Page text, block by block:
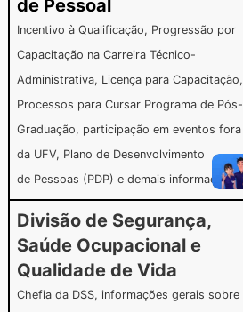
de Pessoal
Incentivo à Qualificação, Progressão por
Capacitação na Carreira Técnico-
Administrativa, Licença para Capacitação,
Processos para Cursar Programa de Pós-
Graduação, participação em eventos fora
da UFV, Plano de Desenvolvimento
de Pessoas (PDP) e demais informações
Divisão de Segurança,
Saúde Ocupacional e
Qualidade de Vida
Chefia da DSS, informações gerais sobre